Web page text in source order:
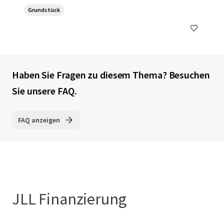
Grundstück
Haben Sie Fragen zu diesem Thema? Besuchen
Sie unsere FAQ.
FAQ anzeigen
JLL Finanzierung